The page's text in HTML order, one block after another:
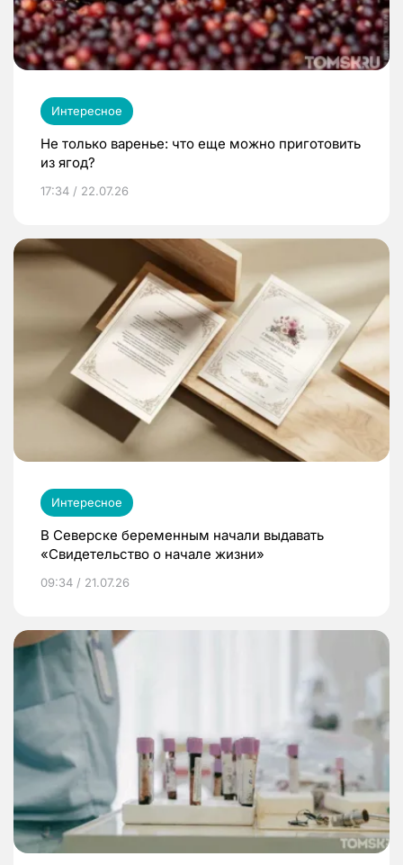
Интересное
Не только варенье: что еще можно приготовить
из ягод?
17:34 / 22.07.26
Интересное
В Северске беременным начали выдавать
«Свидетельство о начале жизни»
09:34 / 21.07.26